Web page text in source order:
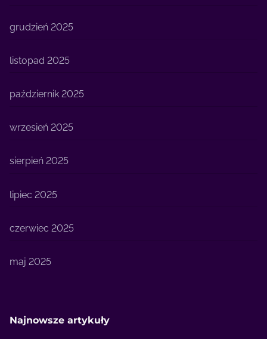
grudzień 2025
listopad 2025
październik 2025
wrzesień 2025
sierpień 2025
lipiec 2025
czerwiec 2025
maj 2025
Najnowsze artykuły